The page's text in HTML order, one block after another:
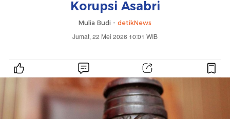
Korupsi Asabri
Mulia Budi - detikNews
Jumat, 22 Mei 2026 10:01 WIB